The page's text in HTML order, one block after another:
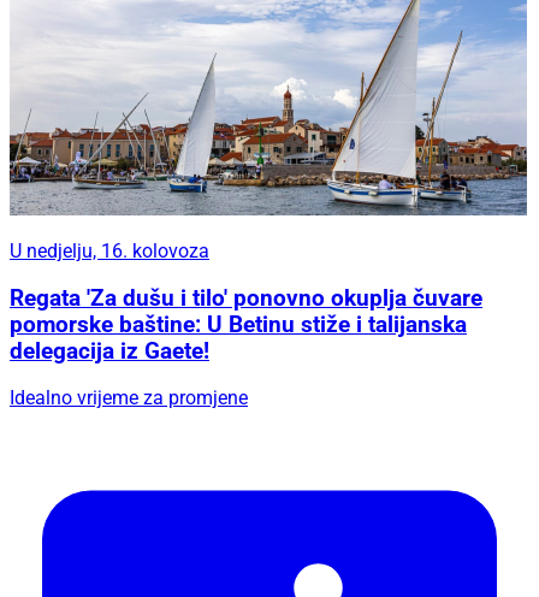
U nedjelju, 16. kolovoza
Regata 'Za dušu i tilo' ponovno okuplja čuvare
pomorske baštine: U Betinu stiže i talijanska
delegacija iz Gaete!
Idealno vrijeme za promjene